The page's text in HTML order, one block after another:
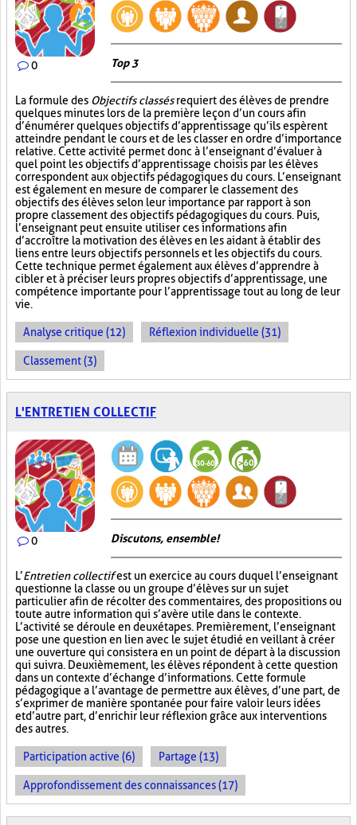
0 Top 3
La formule des Objectifs classésrequiert des élèves de prendre
quelques minutes lors de la première leçon d’un cours afin
d’énumérer quelques objectifs d’apprentissage qu’ils espèrent
atteindre pendant le cours et de les classer en ordre d’importance
relative. Cette activité permet donc à l’enseignant d’évaluer à
quel point les objectifs d’apprentissage choisis par les élèves
correspondent aux objectifs pédagogiques du cours. L’enseignant
est également en mesure de comparer le classement des
objectifs des élèves selon leur importance par rapport à son
propre classement des objectifs pédagogiques du cours. Puis,
l’enseignant peut ensuite utiliser ces informations afin
d’accroître la motivation des élèves en les aidant à établir des
liens entre leurs objectifs personnels et les objectifs du cours.
Cette technique permet également aux élèves d’apprendre à
cibler et à préciser leurs propres objectifs d’apprentissage, une
compétence importante pour l’apprentissage tout au long de leur
vie.
Analyse critique (12) Réflexion individuelle (31)
Classement (3)
L'ENTRETIEN COLLECTIF
0 Discutons, ensemble!
L’Entretien collectifest un exercice au cours duquel l’enseignant
questionne la classe ou un groupe d’élèves sur un sujet
particulier afin de récolter des commentaires, des propositions ou
toute autre information qui s’avère utile dans le contexte.
L’activité se déroule en deux étapes. Premièrement, l’enseignant
pose une question en lien avec le sujet étudié en veillant à créer
une ouverture qui consistera en un point de départ à la discussion
qui suivra. Deuxièmement, les élèves répondent à cette question
dans un contexte d’échange d’informations. Cette formule
pédagogique a l’avantage de permettre aux élèves, d’une part, de
s’exprimer de manière spontanée pour faire valoir leurs idées
et d’autre part, d’enrichir leur réflexion grâce aux interventions
des autres.
Participation active (6) Partage (13)
Approfondissement des connaissances (17)